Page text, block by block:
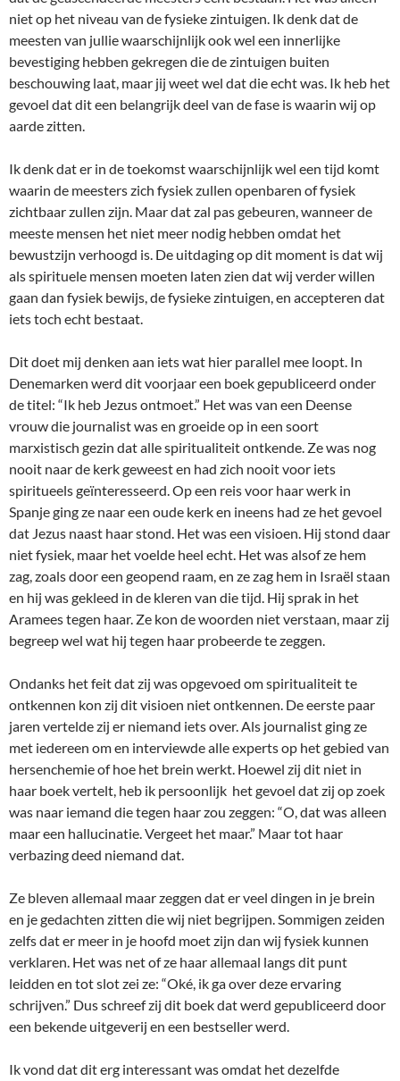
niet op het niveau van de fysieke zintuigen. Ik denk dat de
meesten van jullie waarschijnlijk ook wel een innerlijke
bevestiging hebben gekregen die de zintuigen buiten
beschouwing laat, maar jij weet wel dat die echt was. Ik heb het
gevoel dat dit een belangrijk deel van de fase is waarin wij op
aarde zitten.
Ik denk dat er in de toekomst waarschijnlijk wel een tijd komt
waarin de meesters zich fysiek zullen openbaren of fysiek
zichtbaar zullen zijn. Maar dat zal pas gebeuren, wanneer de
meeste mensen het niet meer nodig hebben omdat het
bewustzijn verhoogd is. De uitdaging op dit moment is dat wij
als spirituele mensen moeten laten zien dat wij verder willen
gaan dan fysiek bewijs, de fysieke zintuigen, en accepteren dat
iets toch echt bestaat.
Dit doet mij denken aan iets wat hier parallel mee loopt. In
Denemarken werd dit voorjaar een boek gepubliceerd onder
de titel: “Ik heb Jezus ontmoet.” Het was van een Deense
vrouw die journalist was en groeide op in een soort
marxistisch gezin dat alle spiritualiteit ontkende. Ze was nog
nooit naar de kerk geweest en had zich nooit voor iets
spiritueels geïnteresseerd. Op een reis voor haar werk in
Spanje ging ze naar een oude kerk en ineens had ze het gevoel
dat Jezus naast haar stond. Het was een visioen. Hij stond daar
niet fysiek, maar het voelde heel echt. Het was alsof ze hem
zag, zoals door een geopend raam, en ze zag hem in Israël staan
en hij was gekleed in de kleren van die tijd. Hij sprak in het
Aramees tegen haar. Ze kon de woorden niet verstaan, maar zij
begreep wel wat hij tegen haar probeerde te zeggen.
Ondanks het feit dat zij was opgevoed om spiritualiteit te
ontkennen kon zij dit visioen niet ontkennen. De eerste paar
jaren vertelde zij er niemand iets over. Als journalist ging ze
met iedereen om en interviewde alle experts op het gebied van
hersenchemie of hoe het brein werkt. Hoewel zij dit niet in
haar boek vertelt, heb ik persoonlijk het gevoel dat zij op zoek
was naar iemand die tegen haar zou zeggen: “O, dat was alleen
maar een hallucinatie. Vergeet het maar.” Maar tot haar
verbazing deed niemand dat.
Ze bleven allemaal maar zeggen dat er veel dingen in je brein
en je gedachten zitten die wij niet begrijpen. Sommigen zeiden
zelfs dat er meer in je hoofd moet zijn dan wij fysiek kunnen
verklaren. Het was net of ze haar allemaal langs dit punt
leidden en tot slot zei ze: “Oké, ik ga over deze ervaring
schrijven.” Dus schreef zij dit boek dat werd gepubliceerd door
een bekende uitgeverij en een bestseller werd.
Ik vond dat dit erg interessant was omdat het dezelfde